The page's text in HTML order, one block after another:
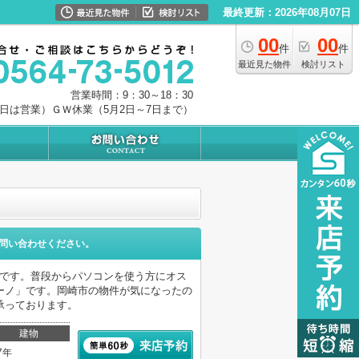
最終更新：2026年08月07日
00件
最近見た物件
00件
検討リスト
営業時間：9：30～18：30
は営業）ＧＷ休業（5月2日～7日まで）
い合わせください。
す。普段からパソコンを使う方にオス
」です。岡崎市の物件が気になったの
ております。
建物
年